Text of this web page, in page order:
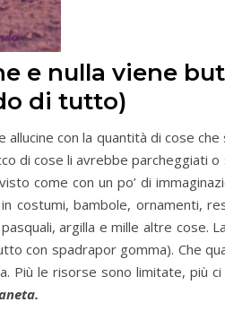
e nulla viene
di tutto)
allucine con la quantità di cose
di cose li avrebbe parcheggiati
come con un po’ di
costumi, bambole, ornamenti,
argilla e mille altre cose.
con spadrapor gomma). Che
Più le risorse sono limitate, più